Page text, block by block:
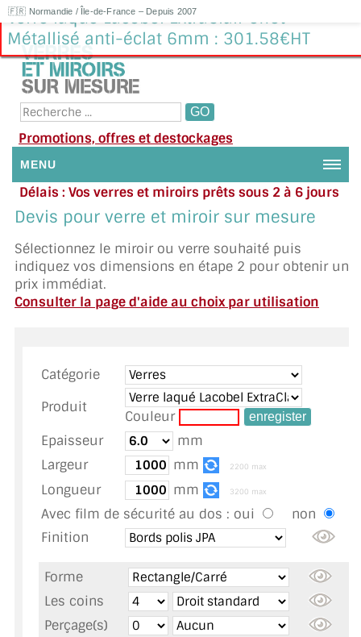
🇫🇷 Normandie / Île-de-France – Depuis 2007
Verre laqué Lacobel ExtraClair effet
Métallisé anti-éclat 6mm : 301.58€HT
Promotions, offres et destockages
MENU
NOUS CONTACTER
DEMANDE DE DEVIS
SUIVI DE DEVIS
TOUS LES TARIFS AU M2
GUIDE : CHOIX PAR UTILISATION
INSPIRATIONS ET NOUVEAUTÉS
AMBIANCE LAITON BROSSÉ
MIROIRS VIEILLIS AMBIANCE BRASSERIE
MIROIR DÉCORATIF DE COULEUR
Délais : Vos verres et miroirs prêts sous 2 à 6 jours
en moyenne
Besoin d'aide ?
Appelez ou envoyez un SMS au 06 79 92 33 38
Devis pour verre et miroir sur mesure
Sélectionnez le miroir ou verre souhaité puis
indiquez vos dimensions en étape 2 pour obtenir un
prix immédiat.
Consulter la page d'aide au choix par utilisation
Catégorie
Produit
Couleur
Epaisseur
mm
Largeur
mm 2200 max
Longueur mm 3200 max
Avec film de sécurité au dos : oui
non
Finition
Forme
Les coins
Perçage(s)